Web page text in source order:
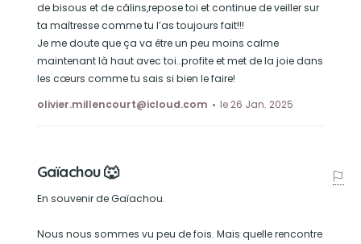
de bisous et de câlins,repose toi et continue de veiller sur
ta maîtresse comme tu l’as toujours fait!!!
Je me doute que ça va être un peu moins calme
maintenant là haut avec toi…profite et met de la joie dans
les cœurs comme tu sais si bien le faire!
olivier.millencourt@icloud.com
le 26 Jan. 2025
Gaïachou 🐺
En souvenir de Gaïachou.
Nous nous sommes vu peu de fois. Mais quelle rencontre